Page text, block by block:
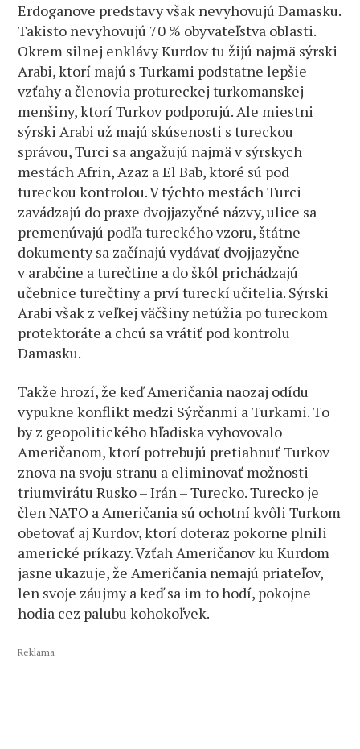
Erdoganove predstavy však nevyhovujú Damasku.
Takisto nevyhovujú 70 % obyvateľstva oblasti.
Okrem silnej enklávy Kurdov tu žijú najmä sýrski
Arabi, ktorí majú s Turkami podstatne lepšie
vzťahy a členovia protureckej turkomanskej
menšiny, ktorí Turkov podporujú. Ale miestni
sýrski Arabi už majú skúsenosti s tureckou
správou, Turci sa angažujú najmä v sýrskych
mestách Afrin, Azaz a El Bab, ktoré sú pod
tureckou kontrolou. V týchto mestách Turci
zavádzajú do praxe dvojjazyčné názvy, ulice sa
premenúvajú podľa tureckého vzoru, štátne
dokumenty sa začínajú vydávať dvojjazyčne
v arabčine a turečtine a do škôl prichádzajú
učebnice turečtiny a prví tureckí učitelia. Sýrski
Arabi však z veľkej väčšiny netúžia po tureckom
protektoráte a chcú sa vrátiť pod kontrolu
Damasku.
Takže hrozí, že keď Američania naozaj odídu
vypukne konflikt medzi Sýrčanmi a Turkami. To
by z geopolitického hľadiska vyhovovalo
Američanom, ktorí potrebujú pretiahnuť Turkov
znova na svoju stranu a eliminovať možnosti
triumvirátu Rusko – Irán – Turecko. Turecko je
člen NATO a Američania sú ochotní kvôli Turkom
obetovať aj Kurdov, ktorí doteraz pokorne plnili
americké príkazy. Vzťah Američanov ku Kurdom
jasne ukazuje, že Američania nemajú priateľov,
len svoje záujmy a keď sa im to hodí, pokojne
hodia cez palubu kohokoľvek.
Reklama